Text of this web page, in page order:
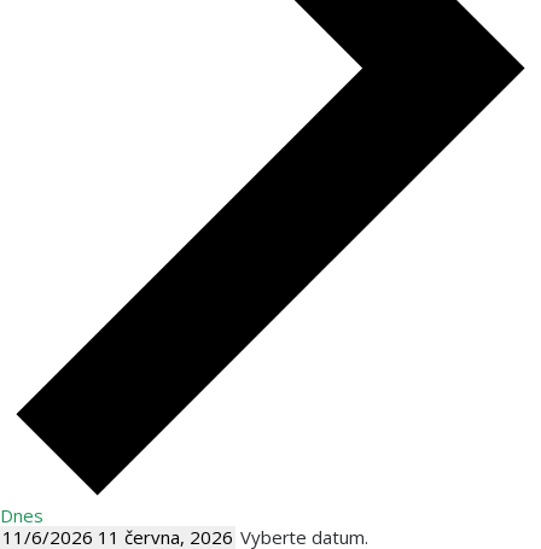
Dnes
11/6/2026 11 června, 2026 Vyberte datum.